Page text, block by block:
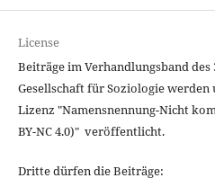
License
Beiträge im Verhandlungsband des
Gesellschaft für Soziologie
Lizenz "Namensnennung-Nicht
BY-NC 4.0)" veröffentlicht.
Dritte dürfen die Beiträge: